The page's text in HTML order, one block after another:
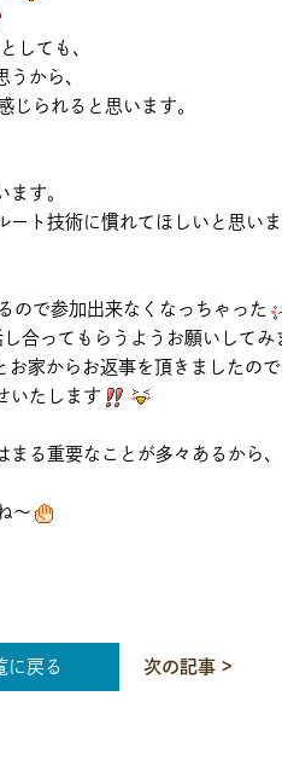
しても、
から、
じられると思います。
す。
ート技術に慣れてほしいと思い
ので参加出来なくなっちゃった
合ってもらうようお願いしてみ
お家からお返事を頂きましたので
いたします
る重要なことが多々あるから、
～
に戻る 次の記事 >